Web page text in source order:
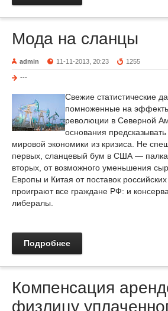
Мода на сланцы
admin 11-11-2013, 20:23 1255
---
Свежие статистические
помноженные на
революции в Северной
основания
мировой экономики из кризиса. Не
первых, сланцевый бум в США — палка
вторых, от возможного уменьшения
Европы и Китая от поставок
проиграют все граждане РФ: и
либералы.
Подробнее
Компенсация
физлицу